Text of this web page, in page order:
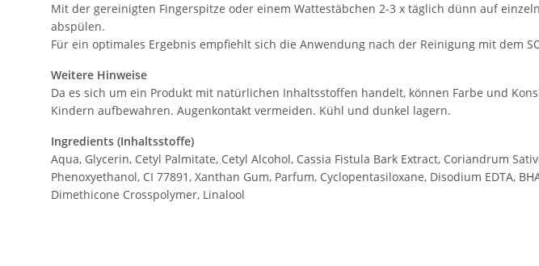
Mit der gereinigten Fingerspitze oder einem Wattestäbchen 2-3 x täglich dünn auf
abspülen.
Für ein optimales Ergebnis empfiehlt sich die Anwendung nach der Reinigung mit dem
Weitere Hinweise
Da es sich um ein Produkt mit natürlichen Inhaltsstoffen handelt, können Farbe und
Kindern aufbewahren. Augenkontakt vermeiden. Kühl und dunkel lagern.
Ingredients (Inhaltsstoffe)
Aqua, Glycerin, Cetyl Palmitate, Cetyl Alcohol, Cassia Fistula Bark Extract, Coriandrum
Phenoxyethanol, CI 77891, Xanthan Gum, Parfum, Cyclopentasiloxane, Disodium EDTA,
Dimethicone Crosspolymer, Linalool